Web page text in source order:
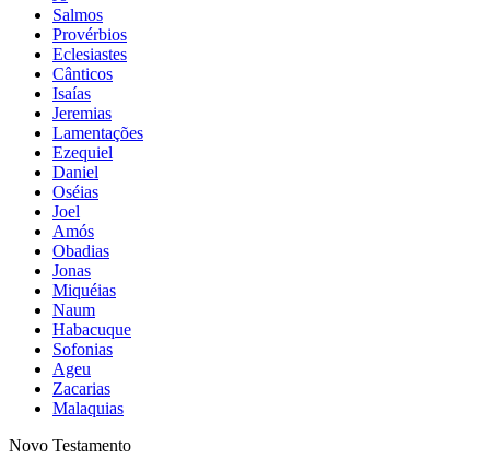
Salmos
Provérbios
Eclesiastes
Cânticos
Isaías
Jeremias
Lamentações
Ezequiel
Daniel
Oséias
Joel
Amós
Obadias
Jonas
Miquéias
Naum
Habacuque
Sofonias
Ageu
Zacarias
Malaquias
Novo Testamento